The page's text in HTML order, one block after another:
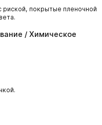
покрытые пленочной
/ Химическое